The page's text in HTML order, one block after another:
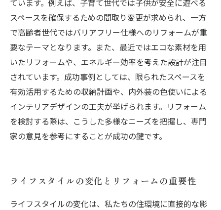
ています。例えば、子育て世代では子供が安全に遊べる
スペースを確保するための間取り変更が求められ、一方
で高齢者世代ではバリアフリー仕様へのリフォームが重
要なテーマとなります。また、最近ではエコな素材を用
いたリフォームや、エネルギー効率を考えた設計が注目
されています。成功事例としては、限られたスペースを
有効活用するための収納計画や、内外装の色使いによる
インテリアデザインの工夫が挙げられます。リフォーム
を検討する際は、こうした多様なニーズを把握し、専門
家の意見を参考にすることが成功の鍵です。
ライフスタイルの変化とリフォームの重要性
ライフスタイルの変化は、私たちの住環境に直接的な影